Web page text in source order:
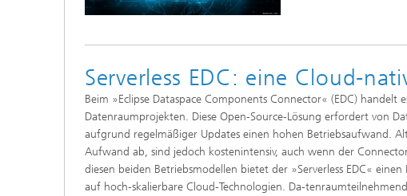
Serverless EDC: eine Cloud-
Beim »Eclipse Dataspace Components Connector« (EDC)
Datenraumprojekten. Diese Open-Source-Lösung erfordert von
aufgrund regelmäßiger Updates einen hohen Betriebsaufwand.
Aufwand ab, sind jedoch kostenintensiv, auch wenn der
diesen beiden Betriebsmodellen bietet der »Serverless EDC«
auf hoch-skalierbare Cloud-Technologien. Da-